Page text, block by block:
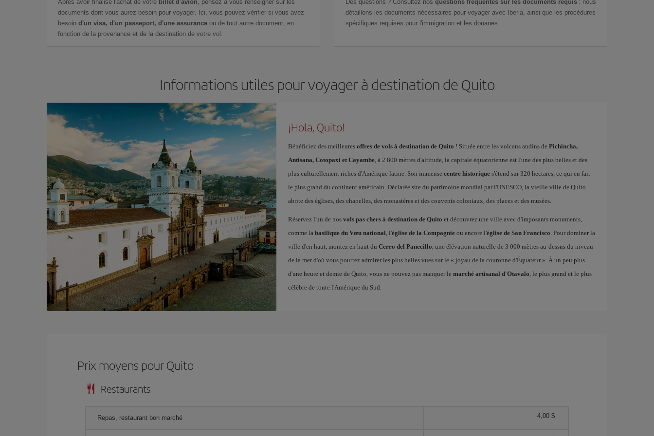
Après avoir finalisé l'achat de votre billet d'avion, pensez à vous renseigner sur les
documents dont vous aurez besoin pour voyager. Ici, vous pouvez vérifier si vous avez
besoin d'un visa, d'un passeport, d'une assurance ou de tout autre document, en
fonction de la provenance et de la destination de votre vol.
Des questions ? Consultez nos questions fréquentes sur les documents requis : nous
détaillons les documents nécessaires pour voyager avec Iberia, ainsi que les procédures
spécifiques requises pour l'immigration et les douanes.
Informations utiles pour voyager à destination de Quito
¡Hola, Quito!
Bénéficiez des meilleures offres de vols à destination de Quito ! Située entre les volcans andins de Pichincha,
Antisana, Cotopaxi et Cayambe, à 2 800 mètres d'altitude, la capitale équatorienne est l'une des plus belles et des
plus culturellement riches d'Amérique latine. Son immense centre historiques'étend sur 320 hectares, ce qui en fait
le plus grand du continent américain. Déclarée site du patrimoine mondial par l'UNESCO, la vieille ville de Quito
abrite des églises, des chapelles, des monastères et des couvents coloniaux, des places et des musées.
Réservez l'un de nos vols pas chers à destination de Quito et découvrez une ville avec d'imposants monuments,
comme la basilique du Vœu national, l'église de la Compagnieou encore l'église de San Francisco. Pour dominer la
ville d'en haut, montez en haut du Cerro del Panecillo, une élévation naturelle de 3 000 mètres au-dessus du niveau
de la mer d'où vous pourrez admirer les plus belles vues sur le « joyau de la couronne d'Équateur ». À un peu plus
d'une heure et demie de Quito, vous ne pouvez pas manquer le marché artisanal d'Otavalo, le plus grand et le plus
célèbre de toute l'Amérique du Sud.
Prix ​​moyens pour Quito
Restaurants
Repas, restaurant bon marché 4,00 $